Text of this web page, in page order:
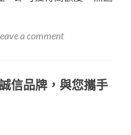
a comment
信品牌，與您攜手